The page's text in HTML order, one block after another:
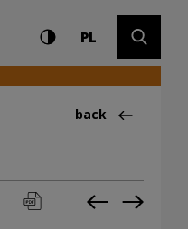
search
High contrast
PLCHANGE
Back
back
print pobierz Previous
Next